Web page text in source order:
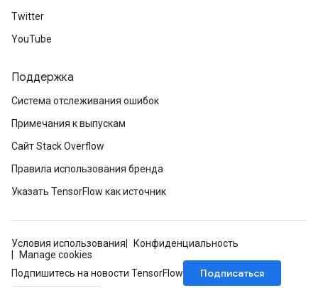
Twitter
YouTube
Поддержка
Система отслеживания ошибок
Примечания к выпускам
Сайт Stack Overflow
Правила использования бренда
Указать TensorFlow как источник
Условия использования
Конфиденциальность
Manage cookies
Подпишитесь на новости TensorFlow
Подписаться